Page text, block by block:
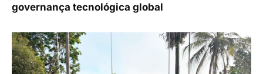
governança tecnológica global